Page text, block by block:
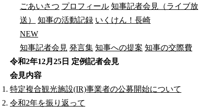
ごあいさつ プロフィール 知事記者会見（ライブ放
送）
知事の活動記録 いくけん！長崎
NEW
知事記者会見 発言集 知事への提案 知事の交際費
令和2年12月25日 定例記者会見
会見内容
特定複合観光施設(IR)事業者の公募開始について
令和2年を振り返って